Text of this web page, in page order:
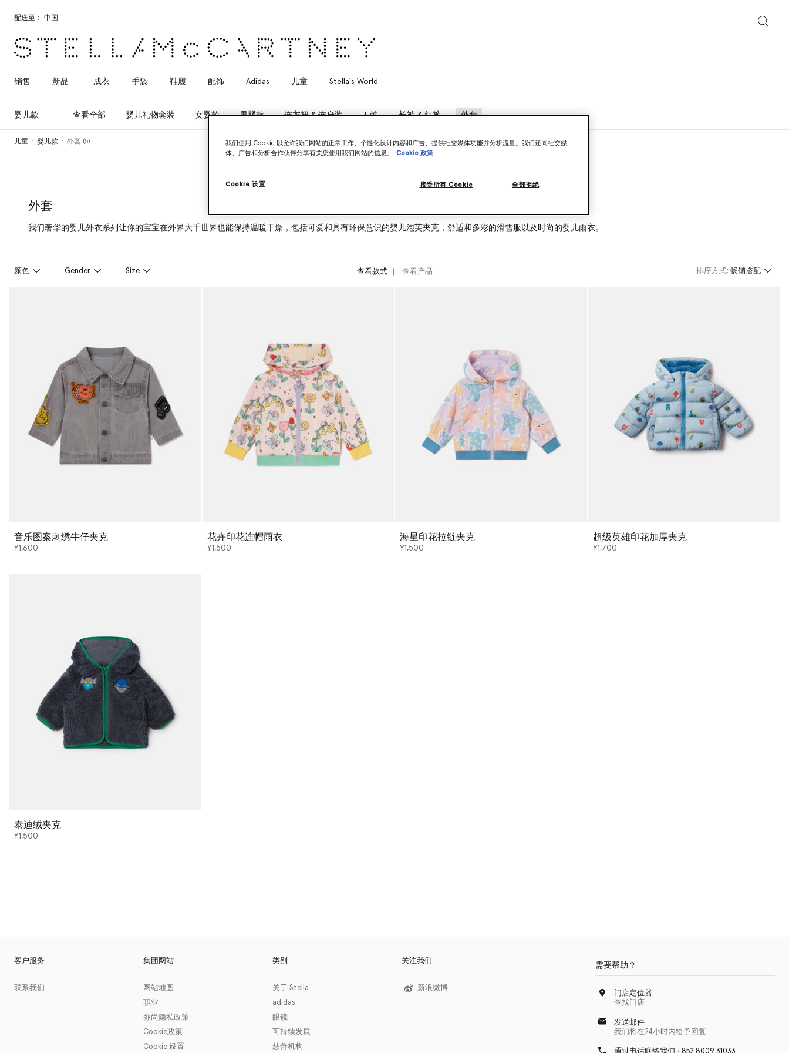
配送至： 中国
销售 新品 成衣 手袋 鞋履 配饰 Adidas 儿童 Stella's World
婴儿款 查看全部 婴儿礼物套装 女婴款 男婴款 连衣裙 & 连身装 T 恤 长裤 & 短裤 外套
儿童 婴儿款 外套 (5)
外套
我们奢华的婴儿外衣系列让你的宝宝在外界大千世界也能保持温暖干燥，包括可爱和具有环保意识的婴儿泡芙夹克，舒适和多彩的滑雪服以及时尚的婴儿雨衣。
颜色 Gender Size 查看款式 查看产品 排序方式: 畅销搭配
音乐图案刺绣牛仔夹克
¥1,600
花卉印花连帽雨衣
¥1,500
海星印花拉链夹克
¥1,500
超级英雄印花加厚夹克
¥1,700
泰迪绒夹克
¥1,500
客户服务
联系我们
集团网站
网站地图
职业
弥尚隐私政策
Cookie政策
Cookie 设置
类别
关于 Stella
adidas
眼镜
可持续发展
慈善机构
关注我们
新浪微博
需要帮助？
门店定位器
查找门店
发送邮件
我们将在24小时内给予回复
我们使用 Cookie 以允许我们网站的正常工作、个性化设计内容和广告、提供社交媒体功能并分析流量。我们还同社交媒
体、广告和分析合作伙伴分享有关您使用我们网站的信息。
Cookie 政策
Cookie 设置 全部拒绝
接受所有 Cookie